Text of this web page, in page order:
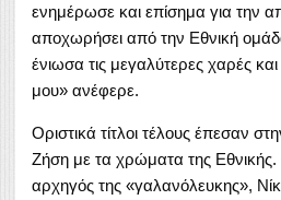
ενημέρωσε και επίσημα για την
αποχωρήσει από την Εθνική
ένιωσα τις μεγαλύτερες χαρές
μου» ανέφερε.
Οριστικά τίτλοι τέλους έπεσαν
Ζήση με τα χρώματα της Εθνικής.
αρχηγός της «γαλανόλευκης»,